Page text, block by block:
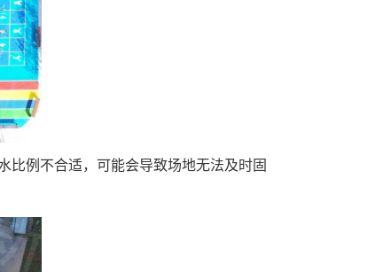
比例不合适，可能会导致场地无法及时固